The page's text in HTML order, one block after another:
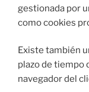
gestionada por
como cookies
​Existe también
plazo de tiempo
navegador del